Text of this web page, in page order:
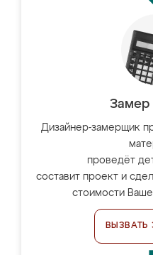
Замер
Дизайнер-замерщик
проведёт
составит проект и
стоимости